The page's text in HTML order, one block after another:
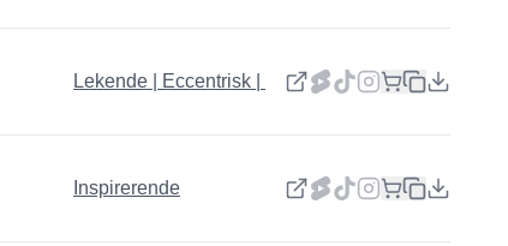
Lekende | Eccentrisk | Glad
Inspirerende